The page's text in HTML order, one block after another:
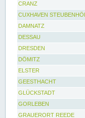
CRANZ
CUXHAVEN
DAMNATZ
DESSAU
DRESDEN
DÖMITZ
ELSTER
GEESTHACHT
GLÜCKSTADT
GORLEBEN
GRAUERORT REEDE